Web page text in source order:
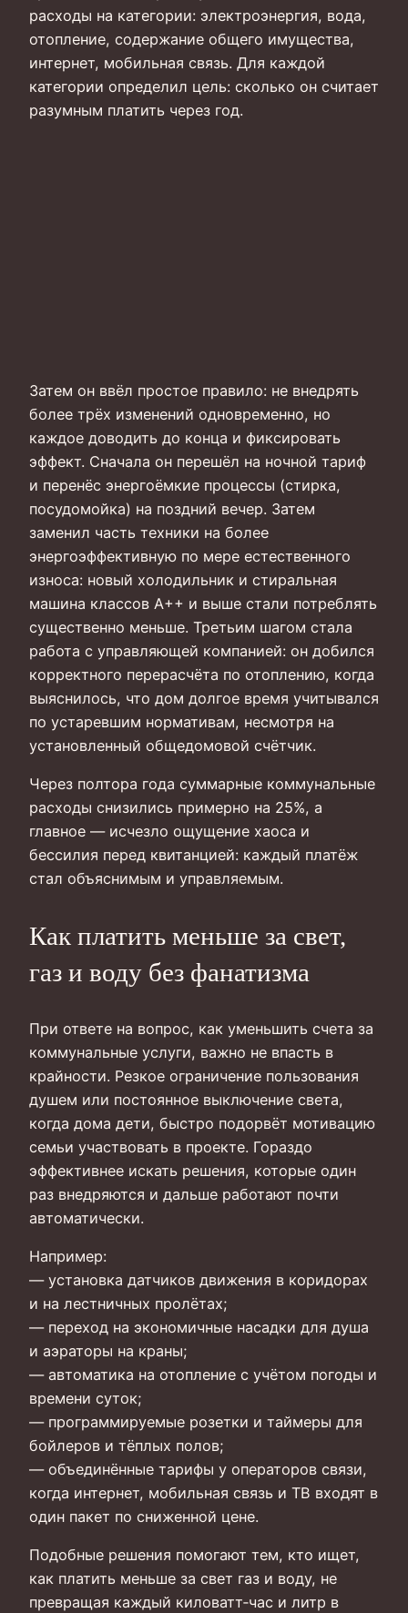
расходы на категории: электроэнергия, вода,
отопление, содержание общего имущества,
интернет, мобильная связь. Для каждой
категории определил цель: сколько он считает
разумным платить через год.
Затем он ввёл простое правило: не внедрять
более трёх изменений одновременно, но
каждое доводить до конца и фиксировать
эффект. Сначала он перешёл на ночной тариф
и перенёс энергоёмкие процессы (стирка,
посудомойка) на поздний вечер. Затем
заменил часть техники на более
энергоэффективную по мере естественного
износа: новый холодильник и стиральная
машина классов А++ и выше стали потреблять
существенно меньше. Третьим шагом стала
работа с управляющей компанией: он добился
корректного перерасчёта по отоплению, когда
выяснилось, что дом долгое время учитывался
по устаревшим нормативам, несмотря на
установленный общедомовой счётчик.
Через полтора года суммарные коммунальные
расходы снизились примерно на 25%, а
главное — исчезло ощущение хаоса и
бессилия перед квитанцией: каждый платёж
стал объяснимым и управляемым.
Как платить меньше за свет,
газ и воду без фанатизма
При ответе на вопрос, как уменьшить счета за
коммунальные услуги, важно не впасть в
крайности. Резкое ограничение пользования
душем или постоянное выключение света,
когда дома дети, быстро подорвёт мотивацию
семьи участвовать в проекте. Гораздо
эффективнее искать решения, которые один
раз внедряются и дальше работают почти
автоматически.
Например:
— установка датчиков движения в коридорах
и на лестничных пролётах;
— переход на экономичные насадки для душа
и аэраторы на краны;
— автоматика на отопление с учётом погоды и
времени суток;
— программируемые розетки и таймеры для
бойлеров и тёплых полов;
— объединённые тарифы у операторов связи,
когда интернет, мобильная связь и ТВ входят в
один пакет по сниженной цене.
Подобные решения помогают тем, кто ищет,
как платить меньше за свет газ и воду, не
превращая каждый киловатт‑час и литр в